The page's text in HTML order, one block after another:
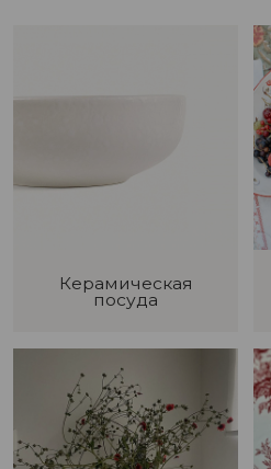
Керамическая
посуда